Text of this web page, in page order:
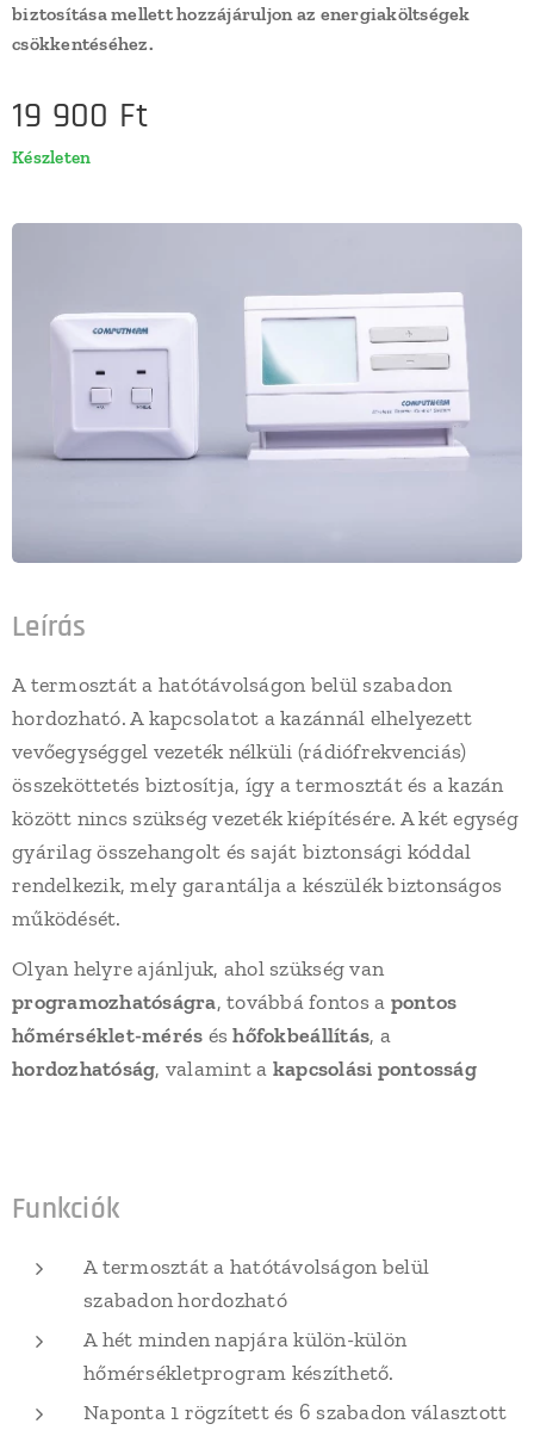
biztosítása mellett hozzájáruljon az energiaköltségek
csökkentéséhez.
19 900 Ft
Készleten
Leírás
A termosztát a hatótávolságon belül szabadon
hordozható. A kapcsolatot a kazánnál elhelyezett
vevőegységgel vezeték nélküli (rádiófrekvenciás)
összeköttetés biztosítja, így a termosztát és a kazán
között nincs szükség vezeték kiépítésére. A két egység
gyárilag összehangolt és saját biztonsági kóddal
rendelkezik, mely garantálja a készülék biztonságos
működését.
Olyan helyre ajánljuk, ahol szükség van
programozhatóságra, továbbá fontos a pontos
hőmérséklet-mérés éshőfokbeállítás, a
hordozhatóság, valamint a kapcsolási pontosság
Funkciók
A termosztát a hatótávolságon belül
szabadon hordozható
A hét minden napjára külön-külön
hőmérsékletprogram készíthető.
Naponta 1 rögzített és 6 szabadon választott